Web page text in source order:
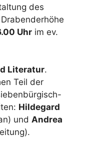
des
Uhr im ev.
Literatur.
Teil der
Hildegard
und Andrea